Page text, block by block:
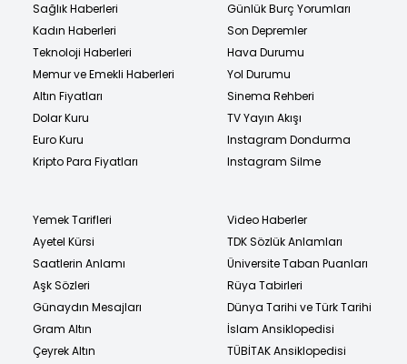
Sağlık Haberleri
Kadın Haberleri
Teknoloji Haberleri
Memur ve Emekli Haberleri
Altın Fiyatları
Dolar Kuru
Euro Kuru
Kripto Para Fiyatları
Günlük Burç Yorumları
Son Depremler
Hava Durumu
Yol Durumu
Sinema Rehberi
TV Yayın Akışı
Instagram Dondurma
Instagram Silme
Yemek Tarifleri
Ayetel Kürsi
Saatlerin Anlamı
Aşk Sözleri
Günaydın Mesajları
Gram Altın
Çeyrek Altın
Video Haberler
TDK Sözlük Anlamları
Üniversite Taban Puanları
Rüya Tabirleri
Dünya Tarihi ve Türk Tarihi
İslam Ansiklopedisi
TÜBİTAK Ansiklopedisi